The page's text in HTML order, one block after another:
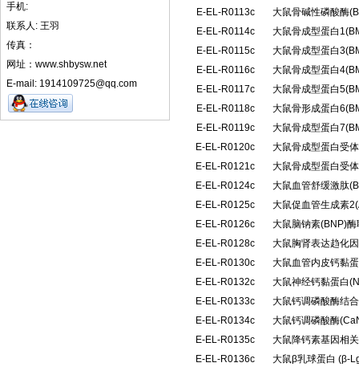
手机:
联系人: 王羽
传真：
网址：www.shbysw.net
E-mail: 1914109725@qq.com
E-EL-R0113c
大鼠骨碱性磷酸酶
E-EL-R0114c
大鼠骨成型蛋白
E-EL-R0115c
大鼠骨成型蛋白
E-EL-R0116c
大鼠骨成型蛋白
E-EL-R0117c
大鼠骨成型蛋白
E-EL-R0118c
大鼠骨形成蛋白
E-EL-R0119c
大鼠骨成型蛋白
E-EL-R0120c
大鼠骨成型蛋白受
E-EL-R0121c
大鼠骨成型蛋白受
E-EL-R0124c
大鼠血管舒缓激肽
E-EL-R0125c
大鼠促血管生成素
E-EL-R0126c
大鼠脑钠素(BNP)
E-EL-R0128c
大鼠胸肾表达趋化
E-EL-R0130c
大鼠血管内皮钙黏
E-EL-R0132c
大鼠神经钙黏蛋白
E-EL-R0133c
大鼠钙调磷酸酶结
E-EL-R0134c
大鼠钙调磷酸酶
E-EL-R0135c
大鼠降钙素基因相
E-EL-R0136c
大鼠β乳球蛋白 (β-